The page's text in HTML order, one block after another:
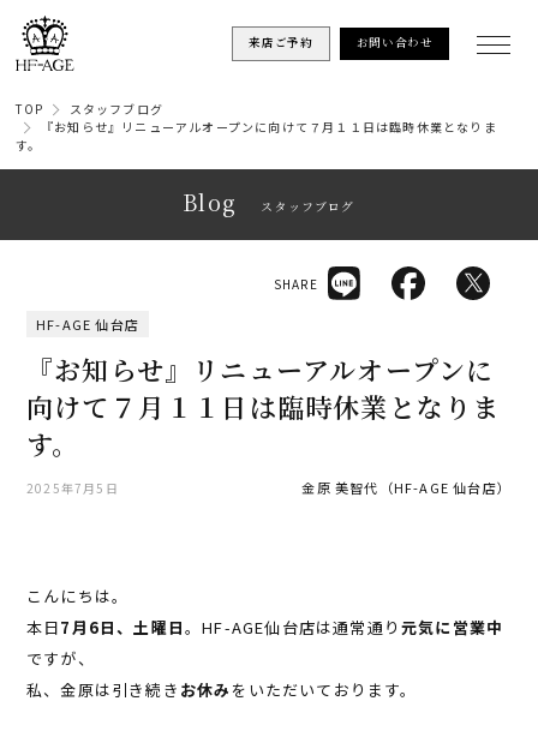
来店ご予約 お問い合わせ
TOP
スタッフブログ
『お知らせ』リニューアルオープンに向けて７月１１日は臨時休業となりま
す。
Blog スタッフブログ
HF-AGE 仙台店
『お知らせ』リニューアルオープンに
向けて７月１１日は臨時休業となりま
す。
2025年7月5日 金原 美智代（HF-AGE 仙台店）
SHARE
こんにちは。
本日7月6日、土曜日。HF-AGE仙台店は通常通り元気に営業中
ですが、
私、金原は引き続き お休み をいただいております。